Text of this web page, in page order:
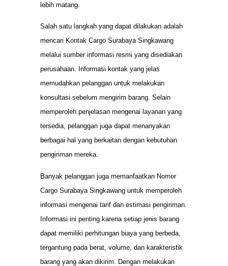
lebih matang.
Salah satu langkah yang dapat dilakukan adalah
mencari Kontak Cargo Surabaya Singkawang
melalui sumber informasi resmi yang disediakan
perusahaan. Informasi kontak yang jelas
memudahkan pelanggan untuk melakukan
konsultasi sebelum mengirim barang. Selain
memperoleh penjelasan mengenai layanan yang
tersedia, pelanggan juga dapat menanyakan
berbagai hal yang berkaitan dengan kebutuhan
pengiriman mereka.
Banyak pelanggan juga memanfaatkan Nomor
Cargo Surabaya Singkawang untuk memperoleh
informasi mengenai tarif dan estimasi pengiriman.
Informasi ini penting karena setiap jenis barang
dapat memiliki perhitungan biaya yang berbeda,
tergantung pada berat, volume, dan karakteristik
barang yang akan dikirim. Dengan melakukan